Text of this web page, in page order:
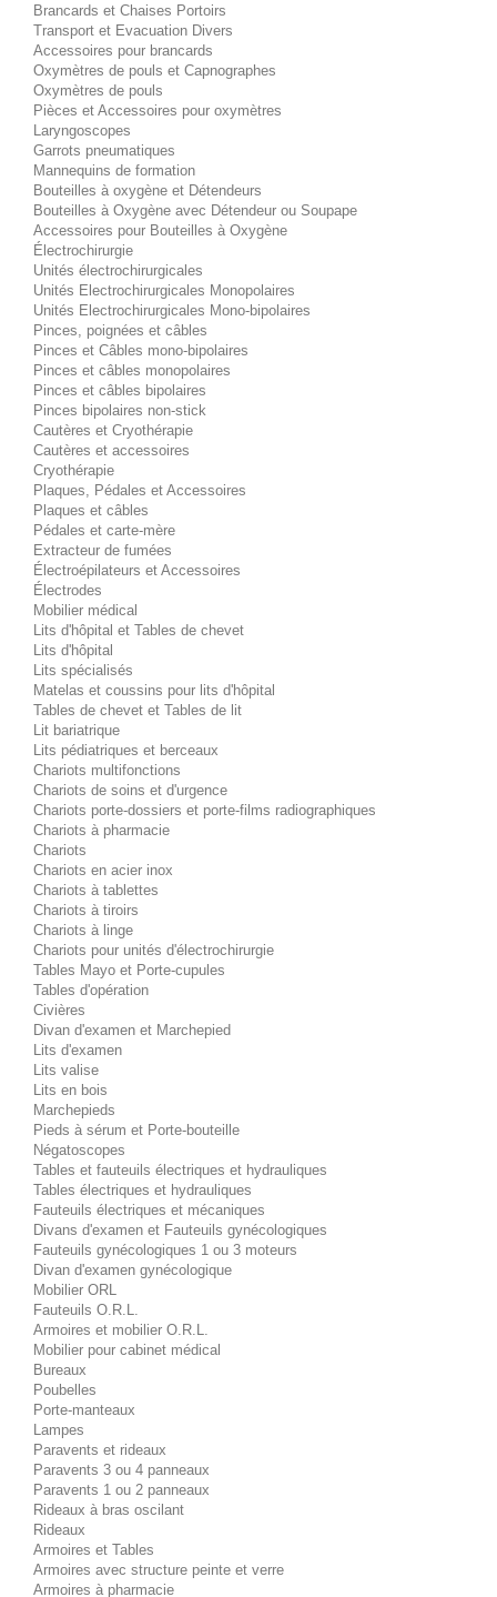
Brancards et Chaises Portoirs
Transport et Evacuation Divers
Accessoires pour brancards
Oxymètres de pouls et Capnographes
Oxymètres de pouls
Pièces et Accessoires pour oxymètres
Laryngoscopes
Garrots pneumatiques
Mannequins de formation
Bouteilles à oxygène et Détendeurs
Bouteilles à Oxygène avec Détendeur ou Soupape
Accessoires pour Bouteilles à Oxygène
Électrochirurgie
Unités électrochirurgicales
Unités Electrochirurgicales Monopolaires
Unités Electrochirurgicales Mono-bipolaires
Pinces, poignées et câbles
Pinces et Câbles mono-bipolaires
Pinces et câbles monopolaires
Pinces et câbles bipolaires
Pinces bipolaires non-stick
Cautères et Cryothérapie
Cautères et accessoires
Cryothérapie
Plaques, Pédales et Accessoires
Plaques et câbles
Pédales et carte-mère
Extracteur de fumées
Électroépilateurs et Accessoires
Électrodes
Mobilier médical
Lits d'hôpital et Tables de chevet
Lits d'hôpital
Lits spécialisés
Matelas et coussins pour lits d'hôpital
Tables de chevet et Tables de lit
Lit bariatrique
Lits pédiatriques et berceaux
Chariots multifonctions
Chariots de soins et d'urgence
Chariots porte-dossiers et porte-films radiographiques
Chariots à pharmacie
Chariots
Chariots en acier inox
Chariots à tablettes
Chariots à tiroirs
Chariots à linge
Chariots pour unités d'électrochirurgie
Tables Mayo et Porte-cupules
Tables d'opération
Civières
Divan d'examen et Marchepied
Lits d'examen
Lits valise
Lits en bois
Marchepieds
Pieds à sérum et Porte-bouteille
Négatoscopes
Tables et fauteuils électriques et hydrauliques
Tables électriques et hydrauliques
Fauteuils électriques et mécaniques
Divans d'examen et Fauteuils gynécologiques
Fauteuils gynécologiques 1 ou 3 moteurs
Divan d'examen gynécologique
Mobilier ORL
Fauteuils O.R.L.
Armoires et mobilier O.R.L.
Mobilier pour cabinet médical
Bureaux
Poubelles
Porte-manteaux
Lampes
Paravents et rideaux
Paravents 3 ou 4 panneaux
Paravents 1 ou 2 panneaux
Rideaux à bras oscilant
Rideaux
Armoires et Tables
Armoires avec structure peinte et verre
Armoires à pharmacie